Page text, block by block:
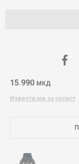
15.990 МКД
Извести ме за попуст